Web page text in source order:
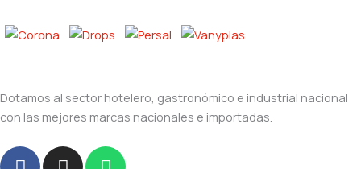
Dotamos al sector hotelero, gastronómico e industrial nacional
con las mejores marcas nacionales e importadas.
F I W